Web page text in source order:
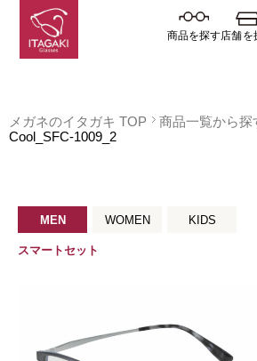
商品を探す店舗を
メガネのイタガキ TOP 商品一覧から探
Cool_SFC-1009_2
MEN WOMEN KIDS
スマートセット